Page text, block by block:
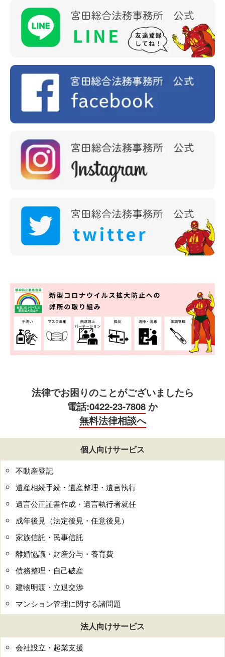
法律でお困りのことがございましたら
電話:0422-23-7808か
無料法律相談へ
個人向けサービス
不動産登記
遺産相続手続・遺産整理・遺言執行
遺言公正証書作成・遺言執行者就任
成年後見（法定後見・任意後見）
家族信託・民事信託
離婚協議・財産分与・養育費
債務整理・自己破産
建物明渡・立退交渉
マンション管理に関する諸問題
法人向けサービス
会社設立・起業支援